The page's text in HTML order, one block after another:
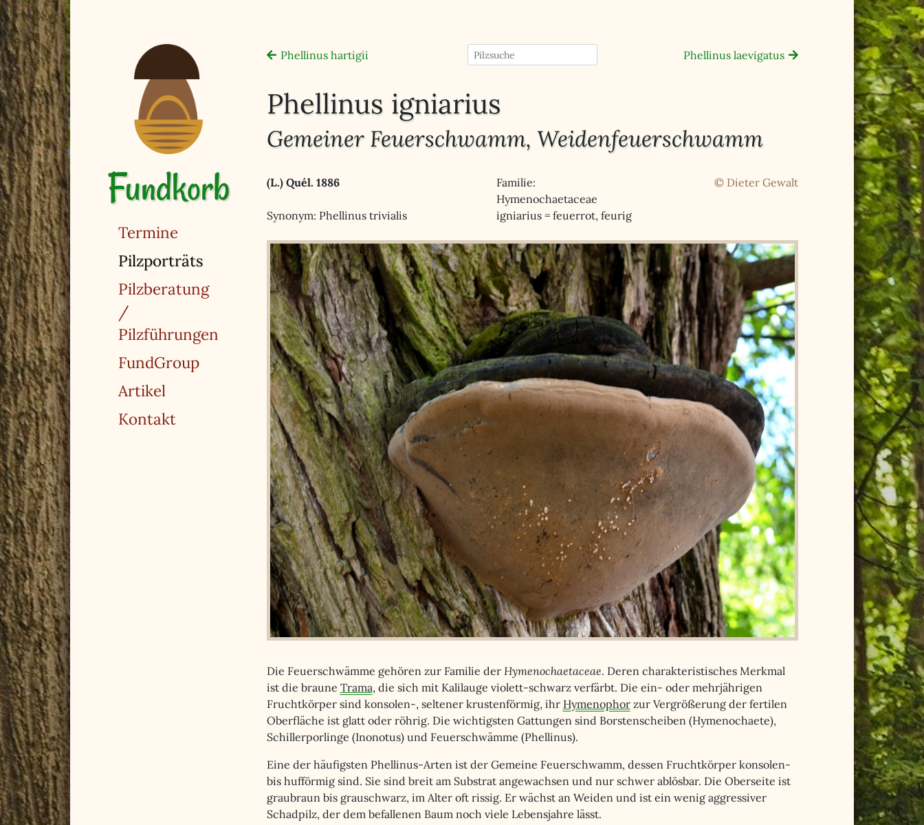
Fundkorb
Termine
Pilzporträts(ausgewählt)
Pilzberatung
/
Pilzführungen
FundGroup
Artikel
Kontakt
Phellinus hartigii Phellinus laevigatus
Phellinus igniarius
Gemeiner Feuerschwamm, Weidenfeuerschwamm
(L.) Quél. 1886
Familie:
Hymenochaetaceae
© Dieter Gewalt
Synonym: Phellinus trivialis igniarius = feuerrot, feurig
Die Feuerschwämme gehören zur Familie der Hymenochaetaceae. Deren charakteristisches Merkmal
ist die braune Trama, die sich mit Kalilauge violett-schwarz verfärbt. Die ein- oder mehrjährigen
Fruchtkörper sind konsolen-, seltener krustenförmig, ihr Hymenophorzur Vergrößerung der fertilen
Oberfläche ist glatt oder röhrig. Die wichtigsten Gattungen sind Borstenscheiben (Hymenochaete),
Schillerporlinge (Inonotus) und Feuerschwämme (Phellinus).
Eine der häufigsten Phellinus-Arten ist der Gemeine Feuerschwamm, dessen Fruchtkörper konsolen-
bis hufförmig sind. Sie sind breit am Substrat angewachsen und nur schwer ablösbar. Die Oberseite ist
graubraun bis grauschwarz, im Alter oft rissig. Er wächst an Weiden und ist ein wenig aggressiver
Schadpilz, der dem befallenen Baum noch viele Lebensjahre lässt.